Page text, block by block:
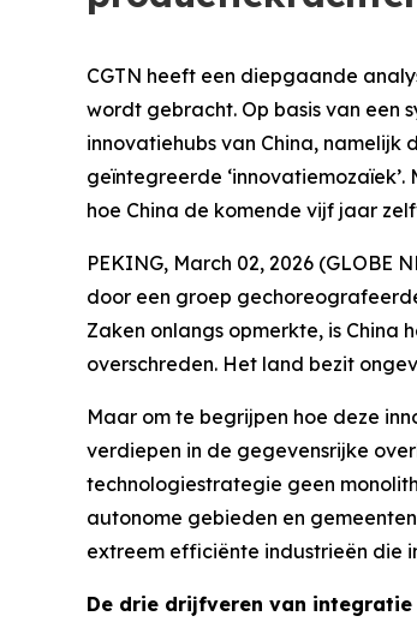
CGTN heeft een diepgaande
wordt gebracht. Op basis van een
innovatiehubs van China,
geïntegreerde
hoe China de komende vijf jaar
PEKING, March 02, 2026
door een groep
Zaken onlangs opmerkte, is
overschreden. Het land bezit
Maar om te begrijpen hoe deze
verdiepen in de gegevensrijke
technologiestrategie geen
autonome gebieden en
extreem efficiënte industrieën die
De drie drijfveren van integratie